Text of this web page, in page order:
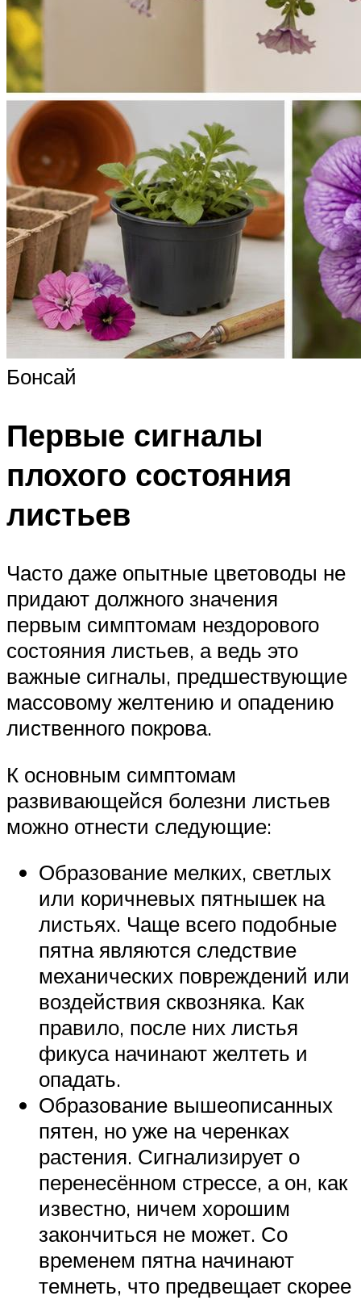
Бонсай
Первые сигналы
плохого состояния
листьев
Часто даже опытные цветоводы не
придают должного значения
первым симптомам нездорового
состояния листьев, а ведь это
важные сигналы, предшествующие
массовому желтению и опадению
лиственного покрова.
К основным симптомам
развивающейся болезни листьев
можно отнести следующие:
Образование мелких, светлых
или коричневых пятнышек на
листьях. Чаще всего подобные
пятна являются следствие
механических повреждений или
воздействия сквозняка. Как
правило, после них листья
фикуса начинают желтеть и
опадать.
Образование вышеописанных
пятен, но уже на черенках
растения. Сигнализирует о
перенесённом стрессе, а он, как
известно, ничем хорошим
закончиться не может. Со
временем пятна начинают
темнеть, что предвещает скорее